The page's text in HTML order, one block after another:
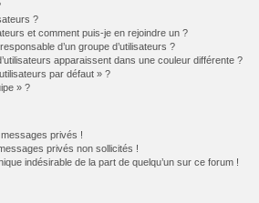
?
et comment puis-je en rejoindre un ?
d’un groupe d’utilisateurs ?
apparaissent dans une couleur différente ?
par défaut » ?
» ?
privés !
privés non sollicités !
indésirable de la part de quelqu’un sur ce forum !